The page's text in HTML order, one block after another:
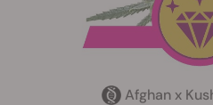
Afghan x